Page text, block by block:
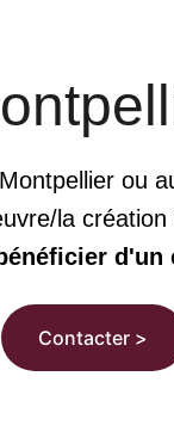
ou
la
d'un
Contacter >